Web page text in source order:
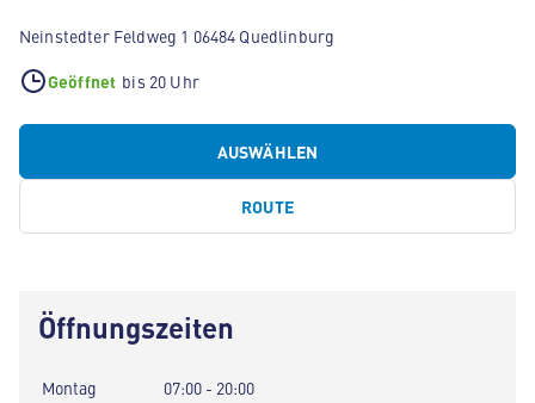
Neinstedter Feldweg 1 06484 Quedlinburg
Geöffnet bis 20 Uhr
AUSWÄHLEN
ROUTE
Öffnungszeiten
Montag
07:00 - 20:00